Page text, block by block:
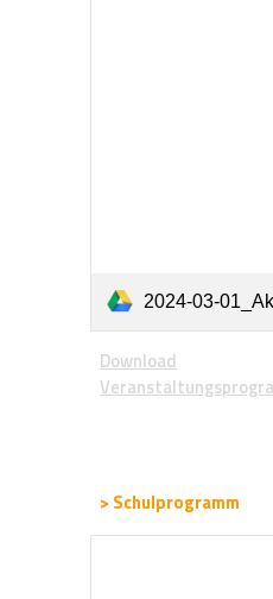
2024-03-01_Aktionswochen-Flyer-
Download
> Schulprogramm